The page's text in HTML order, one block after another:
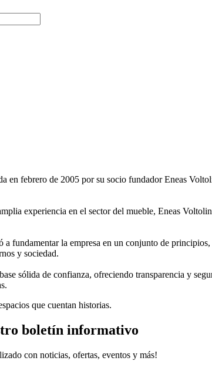
en febrero de 2005 por su socio fundador Eneas
experiencia en el sector del mueble, Eneas
fundamentar la empresa en un conjunto de
y sociedad.
sólida de confianza, ofreciendo transparencia y
que cuentan historias.
boletín informativo
con noticias, ofertas, eventos y más!